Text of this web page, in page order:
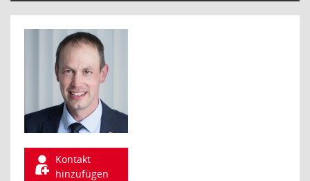
Kontakt
hinzufügen